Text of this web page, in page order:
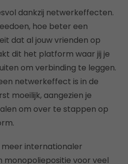
dankzij netwerkeffecten.
hoe beter een
dat al jouw vrienden op
dit het platform waar jij je
om verbinding te leggen.
netwerkeffect is in de
moeilijk, aangezien je
om over te stappen op
meer internationaler
monopoliepositie voor veel